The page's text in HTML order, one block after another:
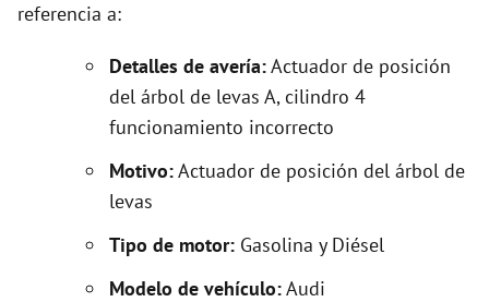
referencia a:
Detalles de avería:Actuador de posición
del árbol de levas A, cilindro 4
funcionamiento incorrecto
Motivo:Actuador de posición del árbol de
levas
Tipo de motor: Gasolina y Diésel
Modelo de vehículo:Audi